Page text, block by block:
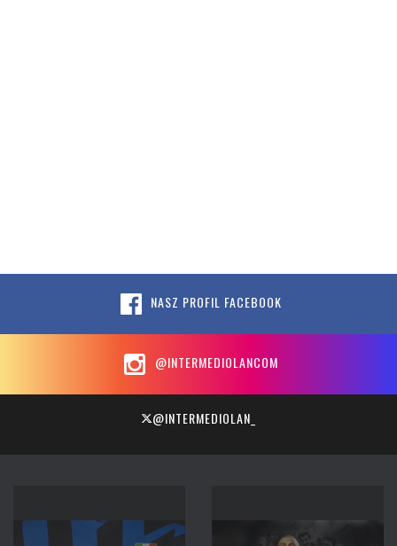
NASZ PROFIL FACEBOOK
@INTERMEDIOLANCOM
@INTERMEDIOLAN_